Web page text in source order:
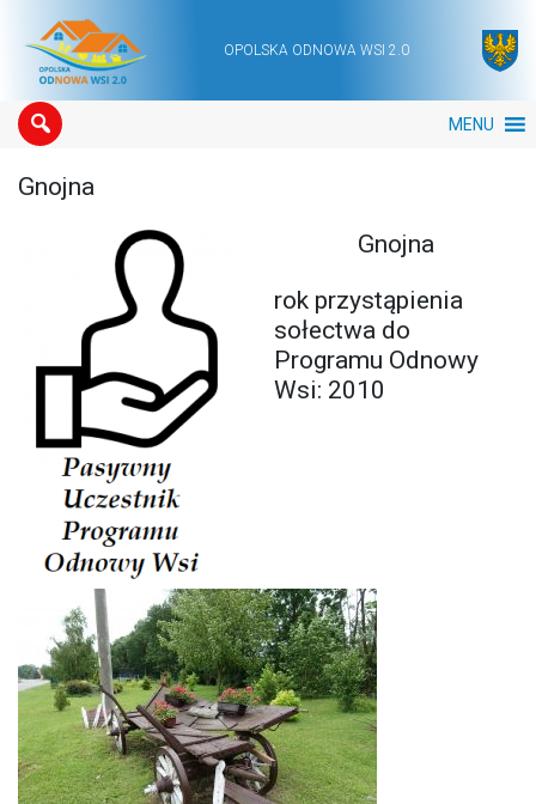
Main NavigationOPOLSKA ODNOWA WSI 2.0
MENU
Gnojna
Gnojna
rok przystąpienia
sołectwa do
Programu Odnowy
Wsi: 2010